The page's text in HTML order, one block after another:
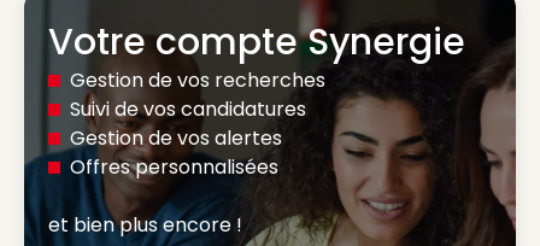
Votre compte Synergie
Gestion de vos recherches
Suivi de vos candidatures
Gestion de vos alertes
Offres personnalisées
et bien plus encore !